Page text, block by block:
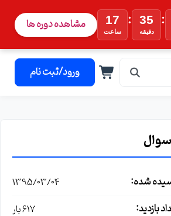
17
ساعت
: 35
دقیقه
: مشاهده دوره ها
ورود/ثبت نام
سوال
شده: 1395/03/04
بازدید: 617 بار